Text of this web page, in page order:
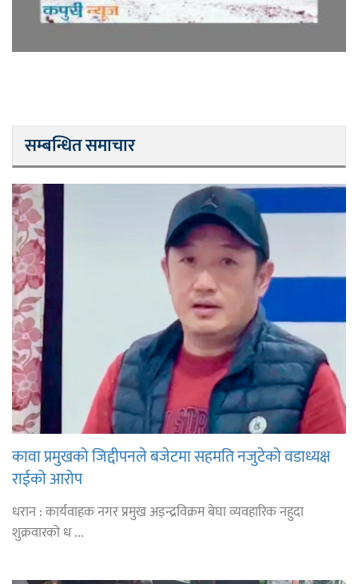
सम्बन्धित समाचार
कावा प्रमुखको जिद्दीपनले बजेटमा सहमति नजुटेको वडाध्यक्ष
राईको आरोप
धरान : कार्यवाहक नगर प्रमुख अइन्द्रविक्रम बेघा व्यवहारिक नहुदा
शुक्रवारको ध ...